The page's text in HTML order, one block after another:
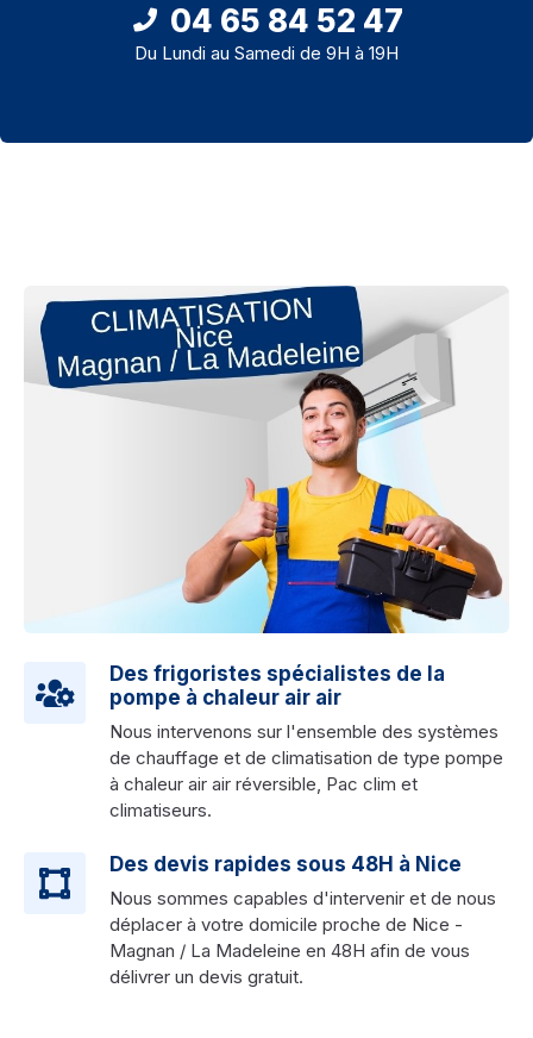
Des frigoristes spécialistes de la
pompe à chaleur air air
Nous intervenons sur l'ensemble des systèmes
de chauffage et de climatisation de type pompe
à chaleur air air réversible, Pac clim et
climatiseurs.
Des devis rapides sous 48H à Nice
Nous sommes capables d'intervenir et de nous
déplacer à votre domicile proche de Nice -
Magnan / La Madeleine en 48H afin de vous
délivrer un devis gratuit.
04 65 84 52 47
Du Lundi au Samedi de 9H à 19H